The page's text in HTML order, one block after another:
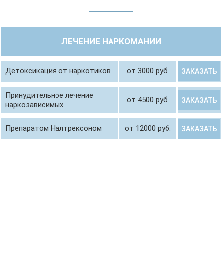
ЛЕЧЕНИЕ НАРКОМАНИИ
Детоксикация от наркотиков от 3000 руб. ЗАКАЗАТЬ
Принудительное лечение
наркозависимых
от 4500 руб. ЗАКАЗАТЬ
Препаратом Налтрексоном от 12000 руб. ЗАКАЗАТЬ